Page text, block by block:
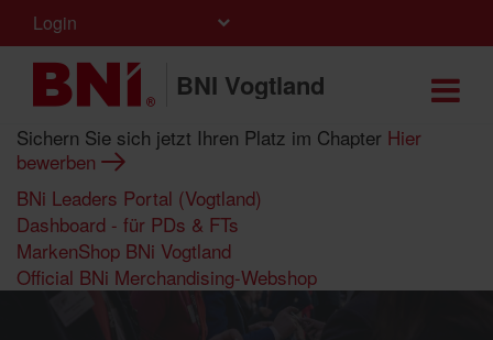
Login
BNI Vogtland
Sichern Sie sich jetzt Ihren Platz im Chapter Hier
bewerben
BNi Leaders Portal (Vogtland)
Dashboard - für PDs & FTs
MarkenShop BNi Vogtland
Official BNi Merchandising-Webshop